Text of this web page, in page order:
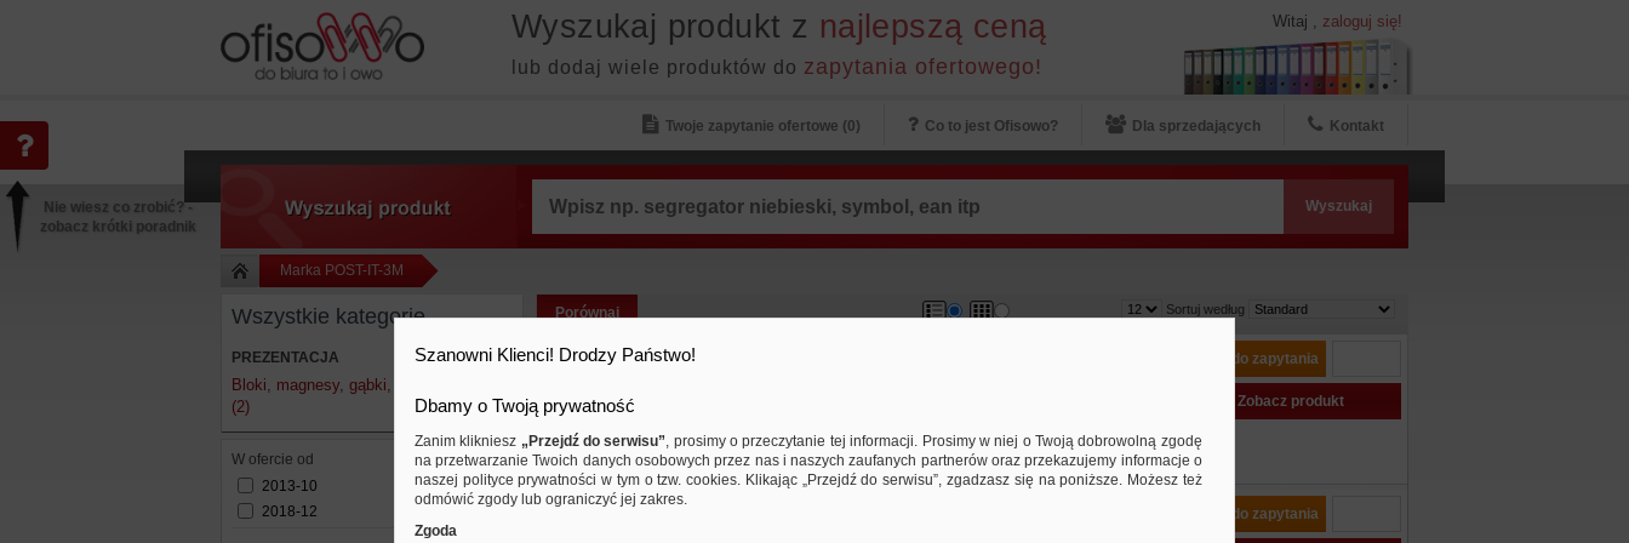
Wyszukaj produkt z najlepszą ceną
lub dodaj wiele produktów do zapytania ofertowego!
Twoje zapytanie ofertowe (0) Co to jest Ofisowo? Dla sprzedających Kontakt
Witaj , zaloguj się!
Marka POST-IT-3M
Wszystkie kategorie
PREZENTACJA
Bloki, magnesy, gąbki, spraye do tablic
(2)
W ofercie od
2013-10
2018-12
Porównaj Sortuj według
Cena od:263,68 PLNdo:263,68 PLN
arkusze samoprzylepne do prezentacji…
Dodaj do zapytania
Zobacz produkt
Dodaj do zapytania
Nie wiesz co zrobić? -
zobacz krótki poradnik
Szanowni Klienci! Drodzy Państwo!
Dbamy o Twoją prywatność
Zanim klikniesz „Przejdź do serwisu”, prosimy o przeczytanie tej informacji. Prosimy w niej o Twoją dobrowolną zgodę
na przetwarzanie Twoich danych osobowych przez nas i naszych zaufanych partnerów oraz przekazujemy informacje o
naszej polityce prywatności w tym o tzw. cookies. Klikając „Przejdź do serwisu”, zgadzasz się na poniższe. Możesz też
odmówić zgody lub ograniczyć jej zakres.
Zgoda